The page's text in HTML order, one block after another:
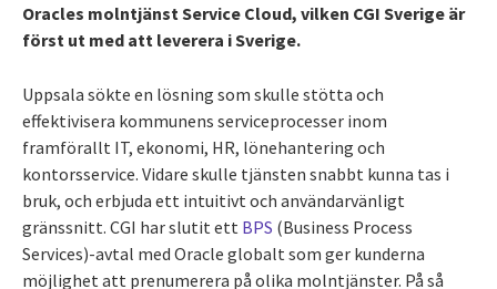
Oracles molntjänst Service Cloud, vilken CGI Sverige är
först ut med att leverera i Sverige.
Uppsala sökte en lösning som skulle stötta och
effektivisera kommunens serviceprocesser inom
framförallt IT, ekonomi, HR, lönehantering och
kontorsservice. Vidare skulle tjänsten snabbt kunna tas i
bruk, och erbjuda ett intuitivt och användarvänligt
gränssnitt. CGI har slutit ett BPS (Business Process
Services)-avtal med Oracle globalt som ger kunderna
möjlighet att prenumerera på olika molntjänster. På så